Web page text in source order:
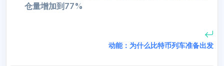
仓量增加到77%
动能：为什么比特币列车准备出发